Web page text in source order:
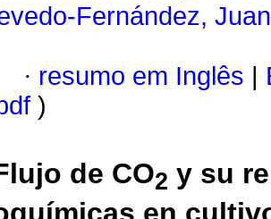
Fernández,
· resumo em Inglês
)
de CO2 y su
en